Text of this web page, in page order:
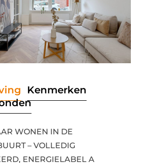
Kenmerken
WONEN IN DE
– VOLLEDIG
ENERGIELABEL A